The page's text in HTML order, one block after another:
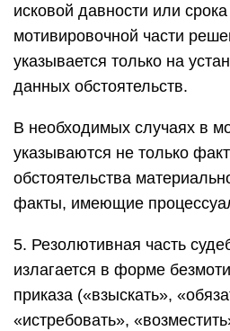
исковой давности или
мотивировочной части
указывается только на
данных обстоятельств.
В необходимых случаях в
указываются не только
обстоятельства
факты, имеющие
5. Резолютивная часть
излагается в форме
приказа («взыскать»,
«истребовать»,